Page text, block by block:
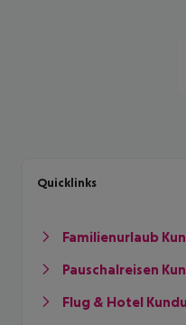
Quicklinks
Familienurlaub
Pauschalreisen
Flug & Hotel Kundu